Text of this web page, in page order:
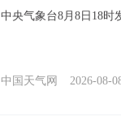
中央气象台8月8日18时
中国天气网 2026-08-